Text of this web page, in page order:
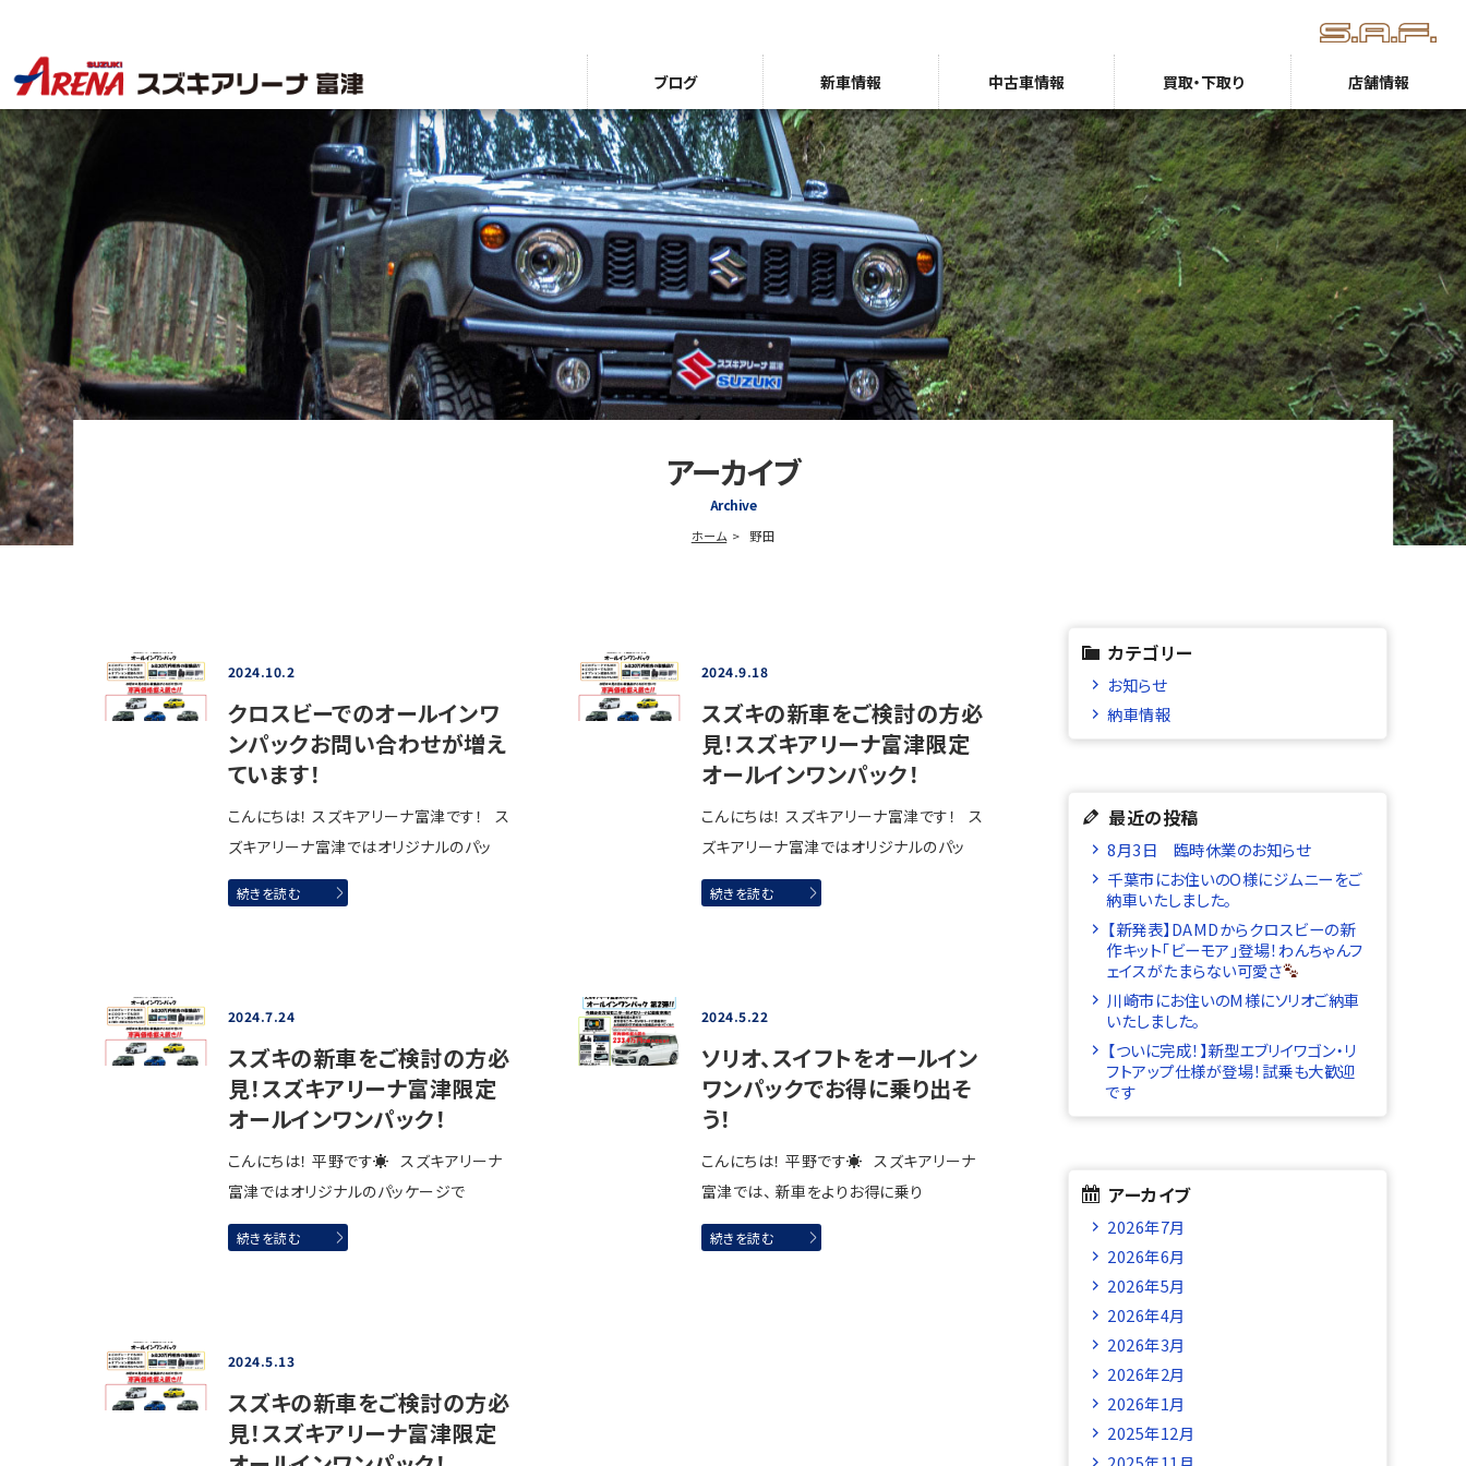
ブログ 新車情報 中古車情報 買取・下取り 店舗情報
アーカイブ
Archive
ホーム 野田
2024.10.2
クロスビーでのオールインワ
ンパックお問い合わせが増え
ています！
こんにちは！ スズキアリーナ富津です！ ス
ズキアリーナ富津ではオリジナルのパッ
続きを読む
2024.9.18
スズキの新車をご検討の方必
見！スズキアリーナ富津限定
オールインワンパック！
こんにちは！ スズキアリーナ富津です！ ス
ズキアリーナ富津ではオリジナルのパッ
続きを読む
2024.7.24
スズキの新車をご検討の方必
見！スズキアリーナ富津限定
オールインワンパック！
こんにちは！ 平野です☀ スズキアリーナ
富津ではオリジナルのパッケージで
続きを読む
2024.5.22
ソリオ、スイフトをオールイン
ワンパックでお得に乗り出そ
う！
こんにちは！ 平野です☀ スズキアリーナ
富津では、 新車をよりお得に乗り
続きを読む
2024.5.13
スズキの新車をご検討の方必
見！スズキアリーナ富津限定
カテゴリー
お知らせ
納車情報
最近の投稿
8月3日 臨時休業のお知らせ
千葉市にお住いのO様にジムニーをご
納車いたしました。
【新発表】DAMDからクロスビーの新
作キット「ビーモア」登場！わんちゃんフ
ェイスがたまらない可愛さ
川崎市にお住いのM様にソリオご納車
いたしました。
【ついに完成！】新型エブリイワゴン・リ
フトアップ仕様が登場！試乗も大歓迎
です
アーカイブ
2026年7月
2026年6月
2026年5月
2026年4月
2026年3月
2026年2月
2026年1月
2025年12月